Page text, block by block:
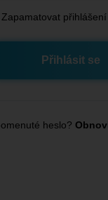
Zapamatovat přihlášení
heslo?